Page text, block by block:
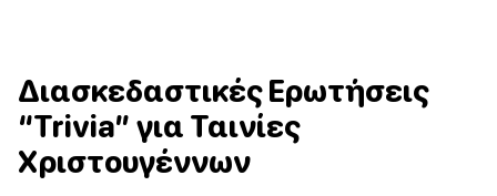
Διασκεδαστικές Ερωτήσεις
“Trivia” για Ταινίες
Χριστουγέννων